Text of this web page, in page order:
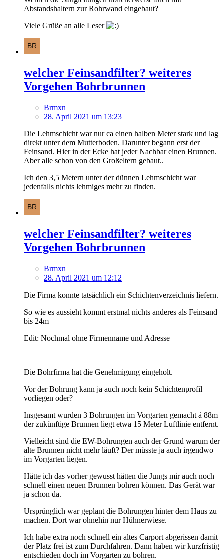
Abstandshaltern zur Rohrwand eingebaut?
Viele Grüße an alle Leser
welcher Feinsandfilter? weiteres
Vorgehen Bohrbrunnen
Brmxn
28. April 2021 um 13:23
Die Lehmschicht war nur ca einen halben Meter stark und lag
direkt unter dem Mutterboden. Darunter begann erst der
Feinsand. Hier in der Ecke hat jeder Nachbar einen Brunnen.
Aber alle schon von den Großeltern gebaut..
Ich den 3,5 Metern unter der dünnen Lehmschicht war
jedenfalls nichts lehmiges mehr zu finden.
welcher Feinsandfilter? weiteres
Vorgehen Bohrbrunnen
Brmxn
28. April 2021 um 12:12
Die Firma konnte tatsächlich ein Schichtenverzeichnis liefern.
So wie es aussieht kommt erstmal nichts anderes als Feinsand
bis 24m
Edit: Nochmal ohne Firmenname und Adresse
Die Bohrfirma hat die Genehmigung eingeholt.
Vor der Bohrung kann ja auch noch kein Schichtenprofil
vorliegen oder?
Insgesamt wurden 3 Bohrungen im Vorgarten gemacht á 88m
der zukünftige Brunnen liegt etwa 15 Meter Luftlinie entfernt.
Vielleicht sind die EW-Bohrungen auch der Grund warum der
alte Brunnen nicht mehr läuft? Der müsste ja auch irgendwo
im Vorgarten liegen.
Hätte ich das vorher gewusst hätten die Jungs mir auch noch
schnell einen neuen Brunnen bohren können. Das Gerät war
ja schon da.
Ursprünglich war geplant die Bohrungen hinter dem Haus zu
machen. Dort war ohnehin nur Hühnerwiese.
Ich habe extra noch schnell ein altes Carport abgerissen damit
der Platz frei ist zum Durchfahren. Dann haben wir kurzfristig
entschieden doch im Vorgarten zu bohren.